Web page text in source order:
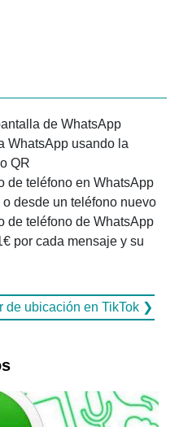
de WhatsApp
WhatsApp usando la
QR
de teléfono en WhatsApp
desde un teléfono nuevo
de teléfono de WhatsApp
por cada mensaje y su
de ubicación en TikTok ❯